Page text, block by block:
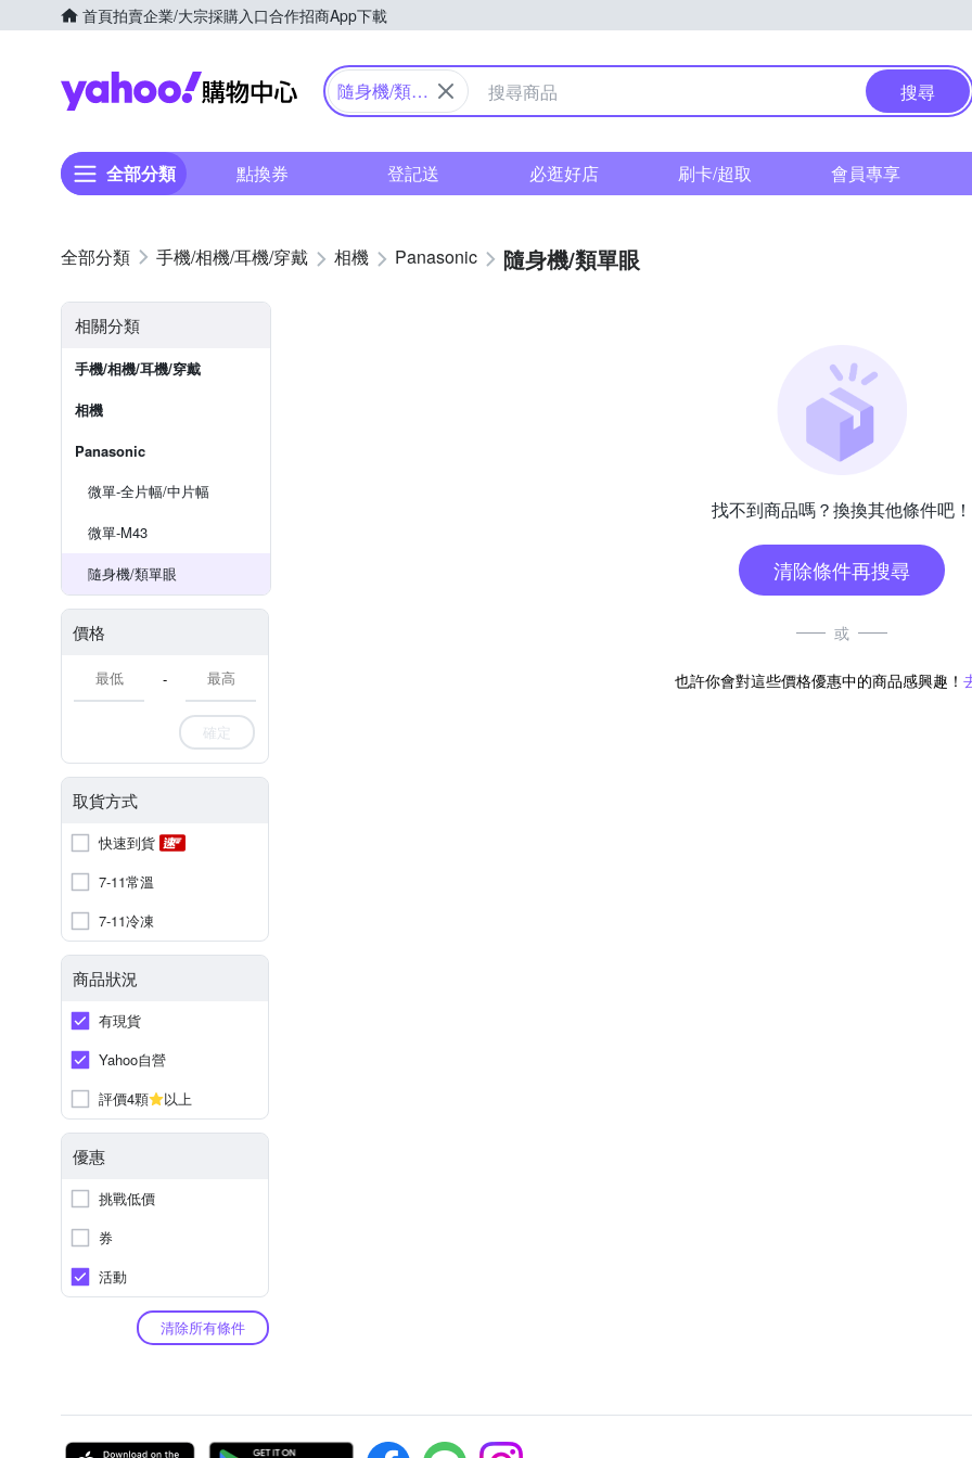
首頁拍賣企業/大宗採購入口合作招商App下載
Yahoo購物中心
隨身機/類單
搜尋
全部分類 點換券 登記送 必逛好店 刷卡/超取 會員專享
手機/相機/耳機/穿戴 相機 Panasonic 隨身機/類單眼
相關分類
手機/相機/耳機/穿戴
相機
Panasonic
微單-全片幅/中片幅
微單-M43
隨身機/類單眼
價格
-
確定
取貨方式
快速到貨
7-11常溫
7-11冷凍
商品狀況
有現貨
Yahoo自營
評價4顆
以上
優惠
挑戰低價
券
活動
清除所有條件
找不到商品嗎？換換其他條件吧！
清除條件再搜尋
或
也許你會對這些價格優惠中的商品感興趣！